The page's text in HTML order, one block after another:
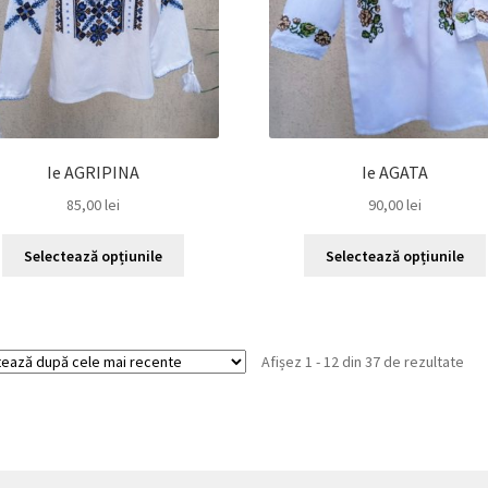
în
pagina
produsului.
Ie AGRIPINA
85,00lei
Selectează opțiunile
Ie AGATA
90,00lei
Selectează opțiunile
Afișez 1 - 12 din 37 de rezultate